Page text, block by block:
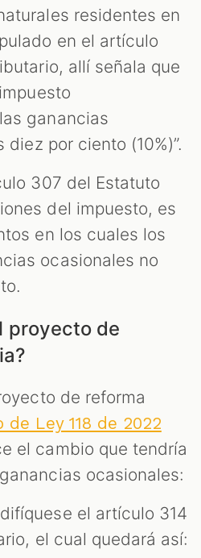
residentes en
en el artículo
allí señala que
ganancias
por ciento (10%)”.
307 del Estatuto
del impuesto, es
en los cuales los
ocasionales no
proyecto de
de reforma
de Ley 118 de 2022
el cambio que tendría
ocasionales:
el artículo 314
el cual quedará así: